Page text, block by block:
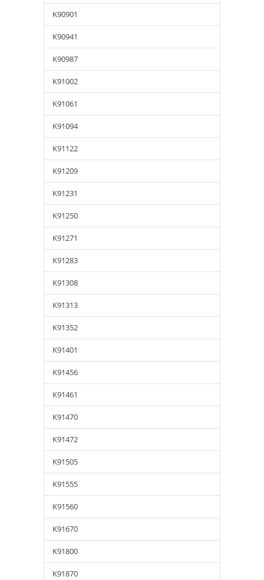
K90901
K90941
K90987
K91002
K91061
K91094
K91122
K91209
K91231
K91250
K91271
K91283
K91308
K91313
K91352
K91401
K91456
K91461
K91470
K91472
K91505
K91555
K91560
K91670
K91800
K91870